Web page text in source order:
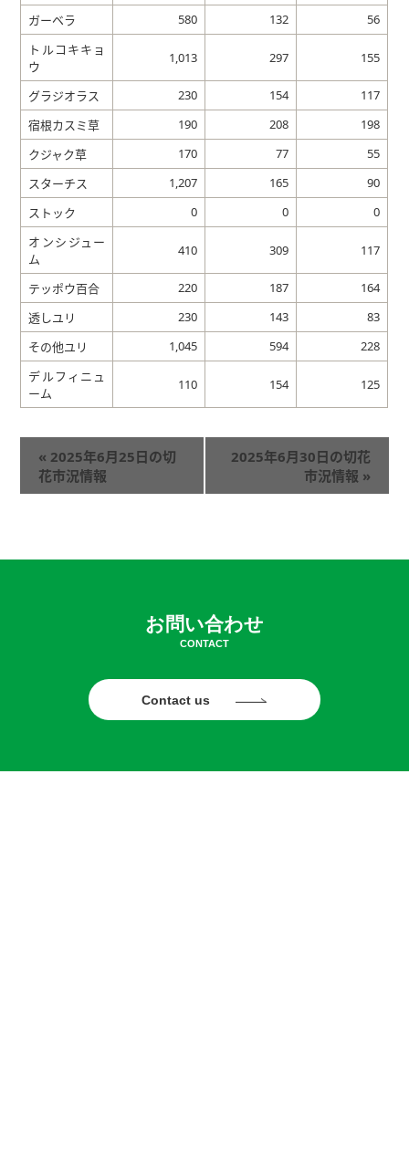
ガーベラ 580 132
56
トルコキキョ
ウ
1,013 297 155
グラジオラス 230 154
117
宿根カスミ草
190 208
198
クジャク草
170 77
55
スターチス
1,207 165
90
ストック
0 0
0
オンシジュー
ム
410 309 117
テッポウ百合 220 187
164
透しユリ
230 143
83
その他ユリ
1,045 594
228
デルフィニュ
ーム
110 154 125
« 2025年6月25日の切
花市況情報
2025年6月30日の切花
市況情報 »
お問い合わせ
CONTACT
Contact us